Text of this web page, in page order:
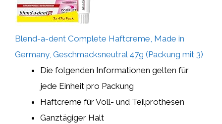
Blend-a-dent Complete Haftcreme, Made in
Germany, Geschmacksneutral 47g (Packung mit 3)
Die folgenden Informationen gelten für
jede Einheit pro Packung
Haftcreme für Voll- und Teilprothesen
Ganztägiger Halt